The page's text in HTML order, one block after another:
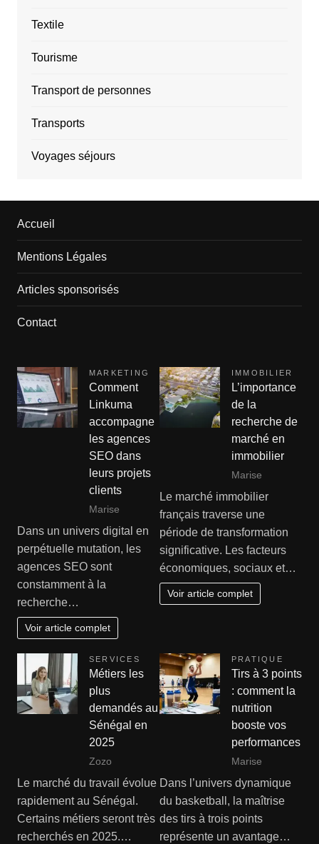
Textile
Tourisme
Transport de personnes
Transports
Voyages séjours
Accueil
Mentions Légales
Articles sponsorisés
Contact
MARKETING
Comment
Linkuma
accompagne
les agences
SEO dans
leurs projets
clients
Marise
Dans un univers digital en
perpétuelle mutation, les
agences SEO sont
constamment à la
recherche…
Voir article complet
IMMOBILIER
L’importance
de la
recherche de
marché en
immobilier
Marise
Le marché immobilier
français traverse une
période de transformation
significative. Les facteurs
économiques, sociaux et…
Voir article complet
SERVICES
Métiers les
plus
demandés au
Sénégal en
2025
Zozo
Le marché du travail évolue
rapidement au Sénégal.
Certains métiers seront très
recherchés en 2025.…
PRATIQUE
Tirs à 3 points
: comment la
nutrition
booste vos
performances
Marise
Dans l’univers dynamique
du basketball, la maîtrise
des tirs à trois points
représente un avantage…